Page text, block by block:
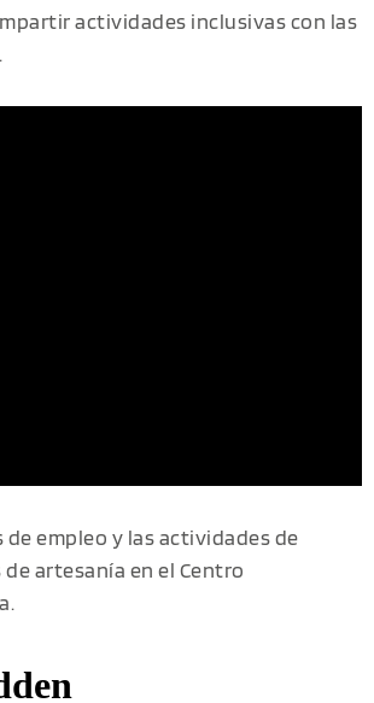
actividades inclusivas con las
empleo y las actividades de
artesanía en el Centro